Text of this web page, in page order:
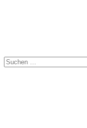
Suchen
nach: